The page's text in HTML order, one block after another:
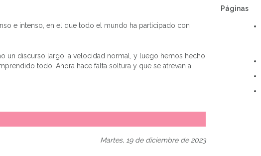
e intenso, en el que todo el mundo ha participado con
un discurso largo, a velocidad normal, y luego hemos hecho
todo. Ahora hace falta soltura y que se atrevan a
Martes, 19 de diciembre de 2023
Páginas